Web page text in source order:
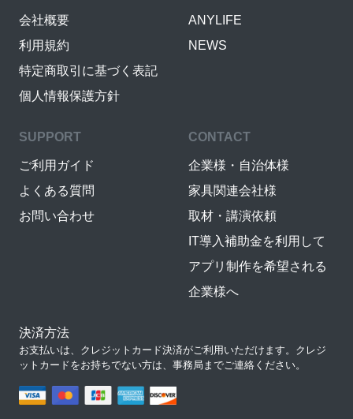
会社概要
利用規約
特定商取引に基づく表記
個人情報保護方針
ANYLIFE
NEWS
SUPPORT
ご利用ガイド
よくある質問
お問い合わせ
CONTACT
企業様・自治体様
家具関連会社様
取材・講演依頼
IT導入補助金を利用して
アプリ制作を希望される
企業様へ
決済方法
お支払いは、クレジットカード決済がご利用いただけます。クレジ
ットカードをお持ちでない方は、事務局までご連絡ください。